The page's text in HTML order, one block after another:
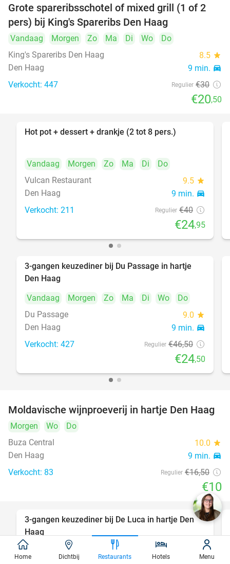
32%
Grote spareribsschotel of mixed grill (1 of 2
pers) bij King's Spareribs Den Haag
Vandaag Morgen Zo Ma Di Wo
Do
King's Spareribs Den Haag
8.5 star
Den Haag 9 min. directions_car
Verkocht: 447 Regulier €30
€20,50
Hot pot + dessert + drankje (2 tot 8 pers.)
Vandaag Morgen Zo Ma Di
Do
Vulcan Restaurant
9.5 star
Den Haag 9 min. directions_car
Verkocht: 211 Regulier €40
€24,95
47%
3-gangen keuzediner bij Du Passage in hartje
Den Haag
Vandaag
Morgen Zo Ma Di Wo
Do
Du Passage
9.0 star
Den Haag 9 min. directions_car
Verkocht: 427 Regulier €46,50
€24,50
39%
Moldavische wijnproeverij in hartje Den Haag
Morgen Wo
Do
Buza Central
10.0 star
Den Haag 9 min. directions_car
Verkocht: 83 Regulier €16,50
€10
47%
3-gangen keuzediner bij De Luca in hartje Den
Haag
Vandaag
Morgen Zo
Home Dichtbij Restaurants Hotels Menu